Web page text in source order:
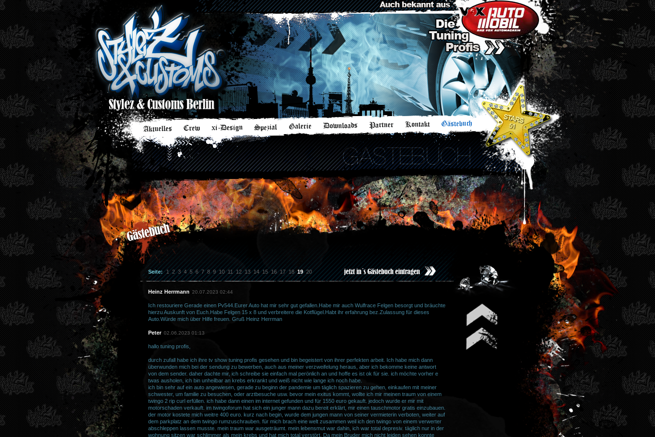
Seite: 1 2 3 4 5 6 7 8 9 10 11 12 13 14 15 16 17 18 19 20
Heinz Herrmann 20.07.2023 02:44
Ich restouriere Gerade einen Pv544.Eurer Auto hat mir sehr gut gefallen.Habe mir auch Wulfrace Felgen besorgt und bräuchte
hierzu Auskunft von Euch.Habe Felgen 15 x 8 und verbreitere die Kotflügel.Habt ihr erfahrung bez.Zulassung für dieses
Auto.Würde mich über Hilfe freuen. Gruß Heinz Herrman
Peter 02.06.2023 01:13
hallo tuning profis,
durch zufall habe ich ihre tv show tuning profis gesehen und bin begeistert von ihrer perfekten arbeit. Ich habe mich dann
überwunden mich bei der sendung zu bewerben, auch aus meiner verzweifelung heraus, aber ich bekomme keine antwort
von dem sender. daher dachte mir, ich schreibe sie einfach mal perönlich an und hoffe es ist ok für sie. ich möchte vorher e
twas ausholen, ich bin unheilbar an krebs erkrankt und weiß nicht wie lange ich noch habe.
ich bin sehr auf ein auto angewiesen, gerade zu beginn der pandemie um täglich spazieren zu gehen, einkaufen mit meiner
schwester, um familie zu besuchen, oder arztbesuche usw. bevor mein exitus kommt, wollte ich mir meinen traum von einem
twingo 2 rip curl erfüllen. ich habe dann einen im internet gefunden und für 1550 euro gekauft. jedoch wurde er mir mit
motorschaden verkauft. im twingoforum hat sich ein junger mann dazu bereit erklärt, mir einen tauschmotor gratis einzubauen.
der motor kostete mich weitre 400 euro. kurz nach begin, wurde dem jungen mann von seiner vermieterin verboten, weiter auf
dem parkplatz an dem twingo rumzuschrauben. für mich brach eine welt zusammen weil ich den twingo von einem verwerter
abschleppen lassen musste. mein traum war ausgeträumt. mein lebensmut war dahin, ich war total depresiv. täglich nur in der
wohnung sitzen war schlimmer als mein krebs und hat mich total verstört. Da mein Bruder mich nicht leiden sehen konnte